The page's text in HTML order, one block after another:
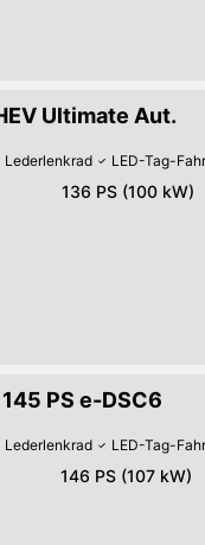
Ultimate Aut.
Lederlenkrad LED-Tag-
136 PS (100 kW)
PS e-DSC6
Lederlenkrad LED-Tag-
146 PS (107 kW)